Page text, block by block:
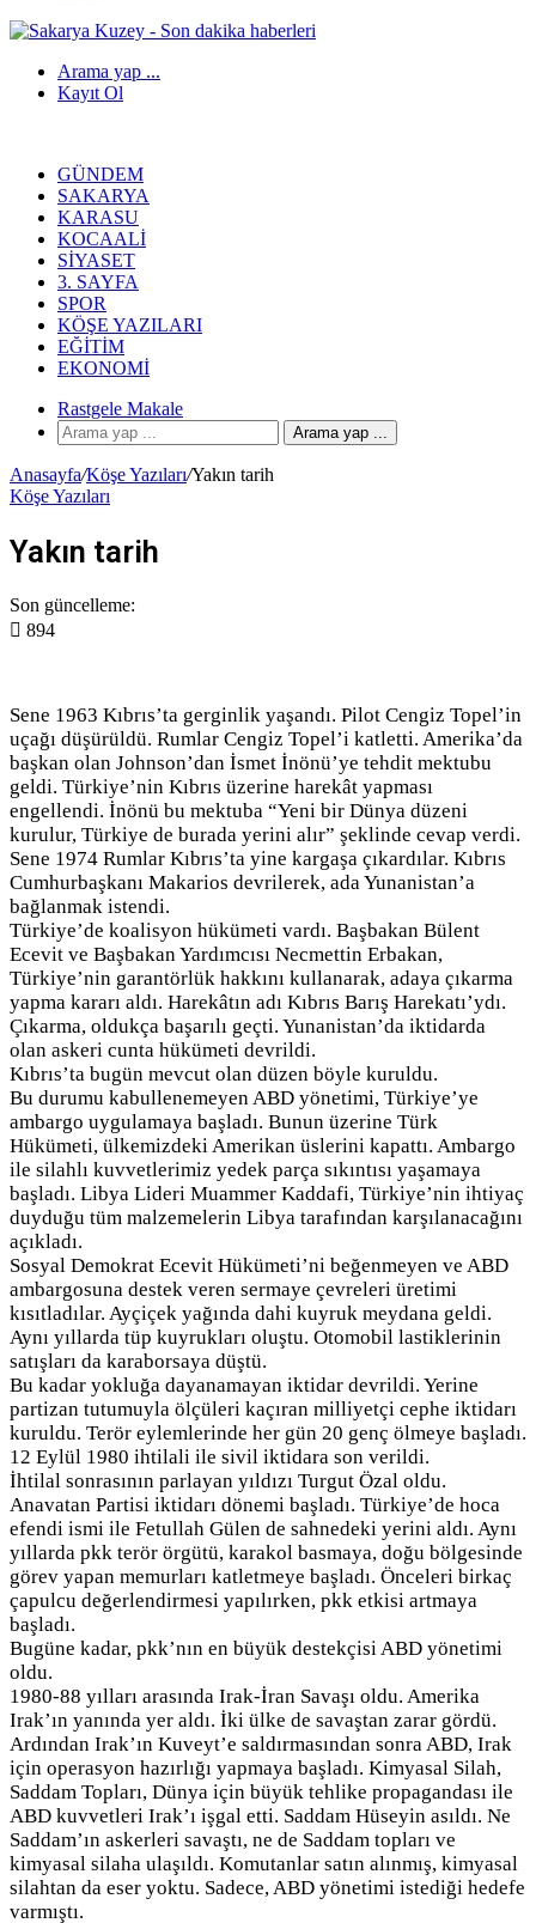
Arama yap ...
Kayıt Ol
GÜNDEM
SAKARYA
KARASU
KOCAALI
SIYASET
3. SAYFA
SPOR
KÖŞE YAZILARI
EĞITIM
EKONOMI
Rastgele Makale
Arama yap ...
Anasayfa/Köşe Yazıları/Yakın tarih
Köşe Yazıları
Yakın tarih
Son güncelleme:
894
Sene 1963 Kıbrıs’ta gerginlik yaşandı. Pilot Cengiz Topel’in
uçağı düşürüldü. Rumlar Cengiz Topel’i katletti. Amerika’da
başkan olan Johnson’dan İsmet İnönü’ye tehdit mektubu
geldi. Türkiye’nin Kıbrıs üzerine harekât yapması
engellendi. İnönü bu mektuba “Yeni bir Dünya düzeni
kurulur, Türkiye de burada yerini alır” şeklinde cevap verdi.
Sene 1974 Rumlar Kıbrıs’ta yine kargaşa çıkardılar. Kıbrıs
Cumhurbaşkanı Makarios devrilerek, ada Yunanistan’a
bağlanmak istendi.
Türkiye’de koalisyon hükümeti vardı. Başbakan Bülent
Ecevit ve Başbakan Yardımcısı Necmettin Erbakan,
Türkiye’nin garantörlük hakkını kullanarak, adaya çıkarma
yapma kararı aldı. Harekâtın adı Kıbrıs Barış Harekatı’ydı.
Çıkarma, oldukça başarılı geçti. Yunanistan’da iktidarda
olan askeri cunta hükümeti devrildi.
Kıbrıs’ta bugün mevcut olan düzen böyle kuruldu.
Bu durumu kabullenemeyen ABD yönetimi, Türkiye’ye
ambargo uygulamaya başladı. Bunun üzerine Türk
Hükümeti, ülkemizdeki Amerikan üslerini kapattı. Ambargo
ile silahlı kuvvetlerimiz yedek parça sıkıntısı yaşamaya
başladı. Libya Lideri Muammer Kaddafi, Türkiye’nin ihtiyaç
duyduğu tüm malzemelerin Libya tarafından karşılanacağını
açıkladı.
Sosyal Demokrat Ecevit Hükümeti’ni beğenmeyen ve ABD
ambargosuna destek veren sermaye çevreleri üretimi
kısıtladılar. Ayçiçek yağında dahi kuyruk meydana geldi.
Aynı yıllarda tüp kuyrukları oluştu. Otomobil lastiklerinin
satışları da karaborsaya düştü.
Bu kadar yokluğa dayanamayan iktidar devrildi. Yerine
partizan tutumuyla ölçüleri kaçıran milliyetçi cephe iktidarı
kuruldu. Terör eylemlerinde her gün 20 genç ölmeye başladı.
12 Eylül 1980 ihtilali ile sivil iktidara son verildi.
İhtilal sonrasının parlayan yıldızı Turgut Özal oldu.
Anavatan Partisi iktidarı dönemi başladı. Türkiye’de hoca
efendi ismi ile Fetullah Gülen de sahnedeki yerini aldı. Aynı
yıllarda pkk terör örgütü, karakol basmaya, doğu bölgesinde
görev yapan memurları katletmeye başladı. Önceleri birkaç
çapulcu değerlendirmesi yapılırken, pkk etkisi artmaya
başladı.
Bugüne kadar, pkk’nın en büyük destekçisi ABD yönetimi
oldu.
1980-88 yılları arasında Irak-İran Savaşı oldu. Amerika
Irak’ın yanında yer aldı. İki ülke de savaştan zarar gördü.
Ardından Irak’ın Kuveyt’e saldırmasından sonra ABD, Irak
için operasyon hazırlığı yapmaya başladı. Kimyasal Silah,
Saddam Topları, Dünya için büyük tehlike propagandası ile
ABD kuvvetleri Irak’ı işgal etti. Saddam Hüseyin asıldı. Ne
Saddam’ın askerleri savaştı, ne de Saddam topları ve
kimyasal silaha ulaşıldı. Komutanlar satın alınmış, kimyasal
silahtan da eser yoktu. Sadece, ABD yönetimi istediği hedefe
varmıştı.